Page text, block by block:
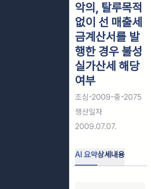
악의, 탈루목적
없이 선 매출세
금계산서를 발
행한 경우 불성
실가산세 해당
여부
조심-2009-중-2075
생산일자
2009.07.07.
AI 요약상세내용